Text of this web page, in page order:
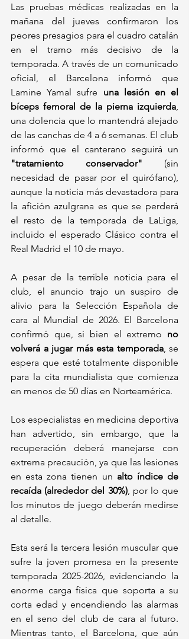
Las pruebas médicas realizadas en la
mañana del jueves confirmaron los
peores presagios para el cuadro catalán
en el tramo más decisivo de la
temporada. A través de un comunicado
oficial, el Barcelona informó que
Lamine Yamal sufre una lesión en el
bíceps femoral de la pierna izquierda
una dolencia que lo mantendrá alejado
de las canchas de 4 a 6 semanas. El club
"tratamiento conservador" (sin
necesidad de pasar por el quirófano),
aunque la noticia más devastadora para
la afición azulgrana es que se perderá
el resto de la temporada de LaLiga,
incluido el esperado Clásico contra el
Real Madrid el 10 de mayo.
A pesar de la terrible noticia para el
club, el anuncio trajo un suspiro de
alivio para la Selección Española de
cara al Mundial de 2026. El Barcelona
confirmó que, si bien el extremo no
volverá a jugar más esta temporada, se
espera que esté totalmente disponible
para la cita mundialista que comienza
en menos de 50 días en Norteamérica.
Los especialistas en medicina deportiva
han advertido, sin embargo, que la
recuperación deberá manejarse con
extrema precaución, ya que las lesiones
en esta zona tienen un alto índice de
recaída (alrededor del 30%), por lo que
los minutos de juego deberán medirse
al detalle.
Esta será la tercera lesión muscular que
sufre la joven promesa en la presente
temporada 2025-2026, evidenciando la
enorme carga física que soporta a su
corta edad y encendiendo las alarmas
en el seno del club de cara al futuro.
Mientras tanto, el Barcelona, que aún